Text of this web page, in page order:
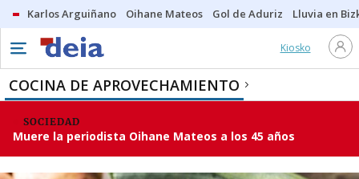
Karlos Arguiñano Oihane Mateos Gol de Aduriz Lluvia en
Kiosko
COCINA DE APROVECHAMIENTO
SOCIEDAD
Muere la periodista Oihane Mateos a los 45 años